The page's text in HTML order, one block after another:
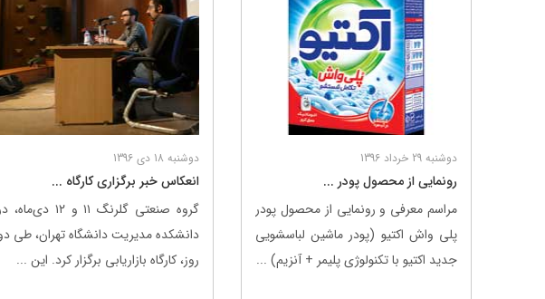
دوشنبه 29 خرداد 1396
رونمایی از محصول پودر ...
مراسم معرفی و رونمایی از محصول پودر
پلی واش اکتیو (پودر ماشین لباسشویی
جدید اکتیو با تکنولوژی پلیمر + آنزیم) ...
دوشنبه 18 دی 1396
انعکاس خبر برگزاری کارگاه ...
گروه صنعتی گلرنگ ۱۱ و ۱۲
دانشکده مدیریت دانشگاه تهران، طی
روز، کارگاه بازاریابی برگزار کرد. این ...
برندها و شرکت ها
برند ها
اخبار و رسانه مسئولیت‌های اجتماعی
موسسه خیریه استاد فضلی
مرکز علمی ـ کاربردی گلرنگ